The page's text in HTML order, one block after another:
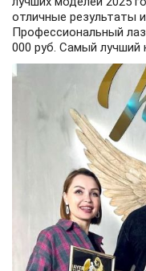
отличные результаты
Профессиональный
000 руб. Самый лучший